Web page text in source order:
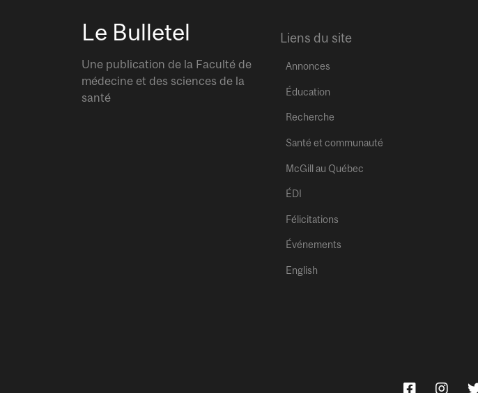
Le Bulletel
Une publication de la Faculté de
médecine et des sciences de la
santé
Liens du site
Annonces
Éducation
Recherche
Santé et communauté
McGill au Québec
ÉDI
Félicitations
Événements
English